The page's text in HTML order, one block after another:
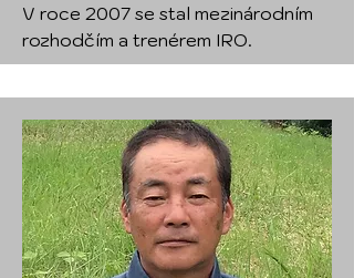
V roce 2007 se stal mezinárodním
rozhodčím a trenérem IRO.